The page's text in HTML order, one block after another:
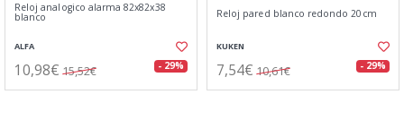
Reloj analogico alarma 82x82x38
blanco
ALFA
10,98€ 15,52€ - 29%
Reloj pared blanco redondo 20cm
KUKEN
7,54€ 10,61€ - 29%